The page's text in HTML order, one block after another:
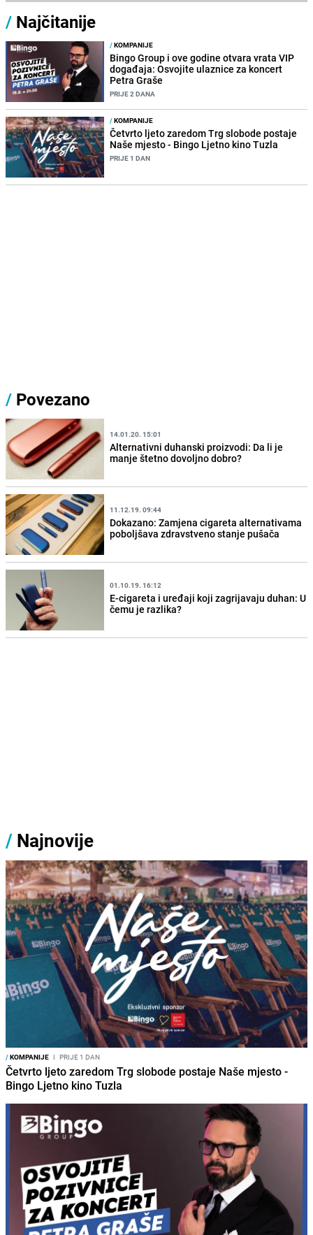
/ Najčitanije
/KOMPANIJE
Bingo Group i ove godine otvara vrata VIP
događaja: Osvojite ulaznice za koncert
Petra Graše
PRIJE 2 DANA
/KOMPANIJE
Četvrto ljeto zaredom Trg slobode postaje
Naše mjesto - Bingo Ljetno kino Tuzla
PRIJE 1 DAN
/ Povezano
14.01.20. 15:01
Alternativni duhanski proizvodi: Da li je
manje štetno dovoljno dobro?
11.12.19. 09:44
Dokazano: Zamjena cigareta alternativama
poboljšava zdravstveno stanje pušača
01.10.19. 16:12
E-cigareta i uređaji koji zagrijavaju duhan: U
čemu je razlika?
/ Najnovije
/KOMPANIJE I PRIJE 1 DAN
Četvrto ljeto zaredom Trg slobode postaje Naše mjesto -
Bingo Ljetno kino Tuzla